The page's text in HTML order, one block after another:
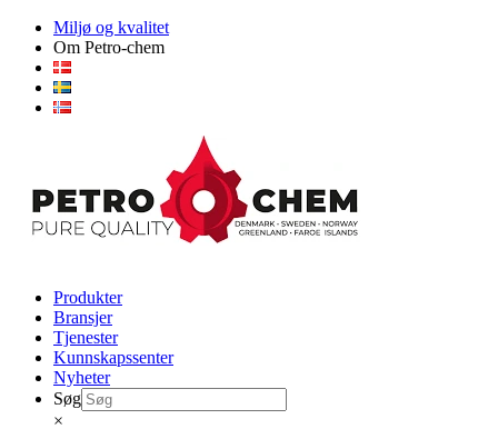
Skip
content
Miljø og kvalitet
Om Petro-chem
Produkter
Bransjer
Tjenester
Kunnskapssenter
Nyheter
Søg
×